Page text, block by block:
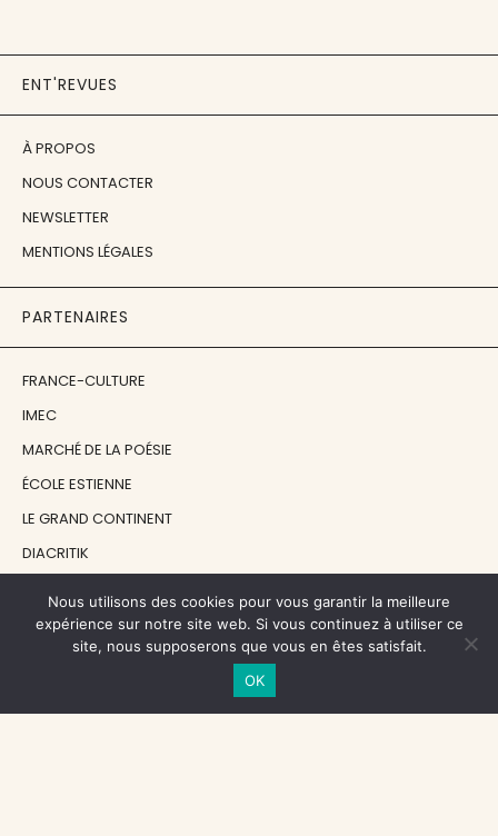
ENT'REVUES
À PROPOS
NOUS CONTACTER
NEWSLETTER
MENTIONS LÉGALES
PARTENAIRES
FRANCE-CULTURE
IMEC
MARCHÉ DE LA POÉSIE
ÉCOLE ESTIENNE
LE GRAND CONTINENT
DIACRITIK
NOS SOUTIENS
CENTRE NATIONAL DU LIVRE
Nous utilisons des cookies pour vous garantir la meilleure
expérience sur notre site web. Si vous continuez à utiliser ce
site, nous supposerons que vous en êtes satisfait.
OK